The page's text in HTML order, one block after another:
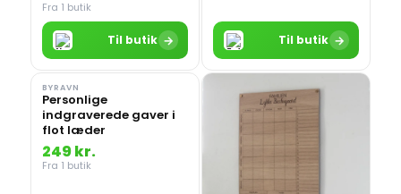
Fra 1 butik
Til butik → Til butik →
BYRAVN
Personlige
indgraverede gaver i
flot læder
249 kr.
Fra 1 butik